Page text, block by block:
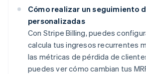
Cómo realizar un seguimiento
personalizadas
Con Stripe Billing, puedes
calcula tus ingresos recurrentes
las métricas de pérdida de
puedes ver cómo cambian tus